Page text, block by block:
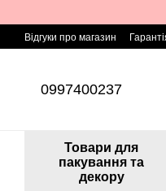
Відгуки про магазин
0997400237
Товари для
пакування та
декору